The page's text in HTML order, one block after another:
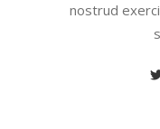
nostrud